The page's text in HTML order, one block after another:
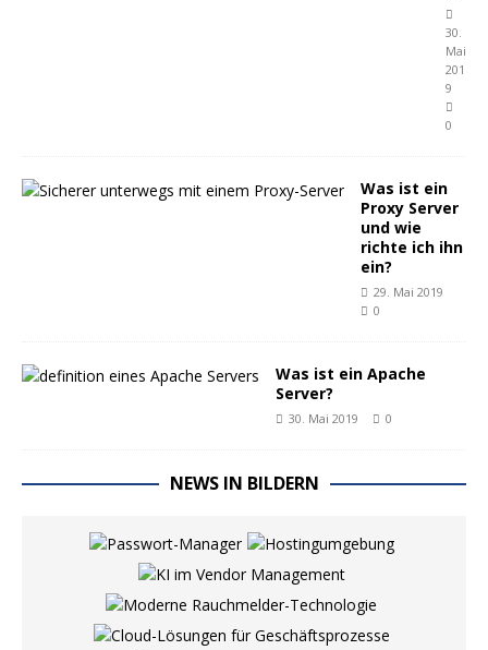
30.
Mai
201
9
0
Was ist ein
Proxy Server
und wie
richte ich ihn
ein?
29. Mai 2019
0
Was ist ein Apache
Server?
30. Mai 2019 0
NEWS IN BILDERN